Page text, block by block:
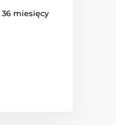
36 miesięcy